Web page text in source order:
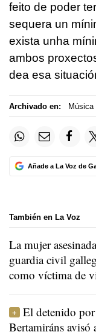
feito de poder
sequera un
exista unha
ambos
dea esa
Archivado en: Música
Añade a La Voz de
También en La Voz
La mujer
guardia civil
como víctima de
El detenido
Bertamiráns